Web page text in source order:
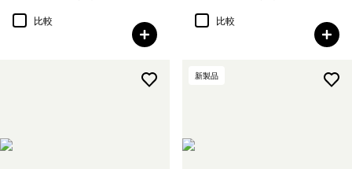
比較
比較
新製品